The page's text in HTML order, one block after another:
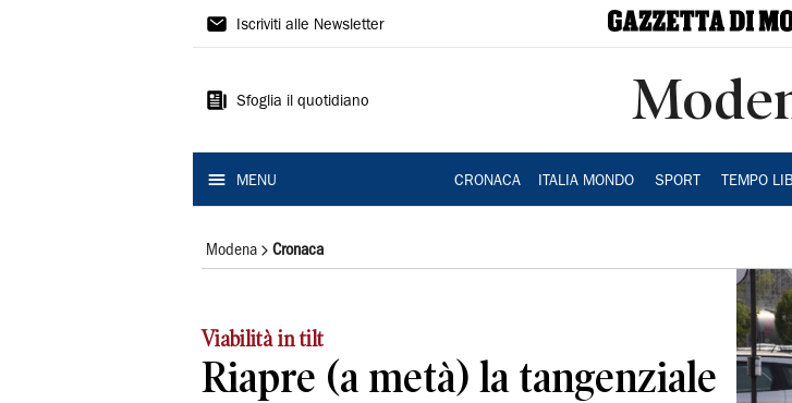
Gazzetta
Modena
Iscriviti alle Newsletter
Sfoglia il quotidiano
MENU CRONACA ITALIA MONDO SPORT TEMPO
Modena Cronaca
Viabilità in tilt
Riapre (a metà) la tangenziale